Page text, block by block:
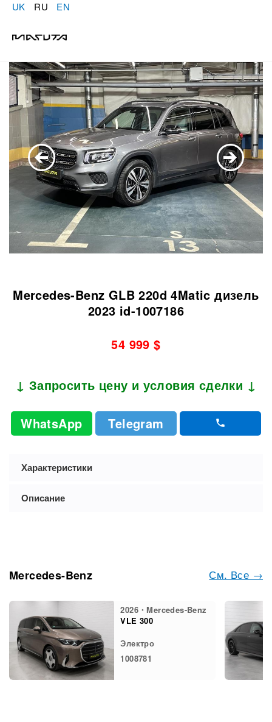
UK RU EN
Mercedes-Benz GLB 220d 4Matic дизель
2023 id-1007186
54 999 $
↓ Запросить цену и условия сделки ↓
WhatsApp Telegram
Характеристики
Описание
См. Все →
Mercedes-Benz
2026・Mercedes-Benz
VLE 300
Электро
1008781